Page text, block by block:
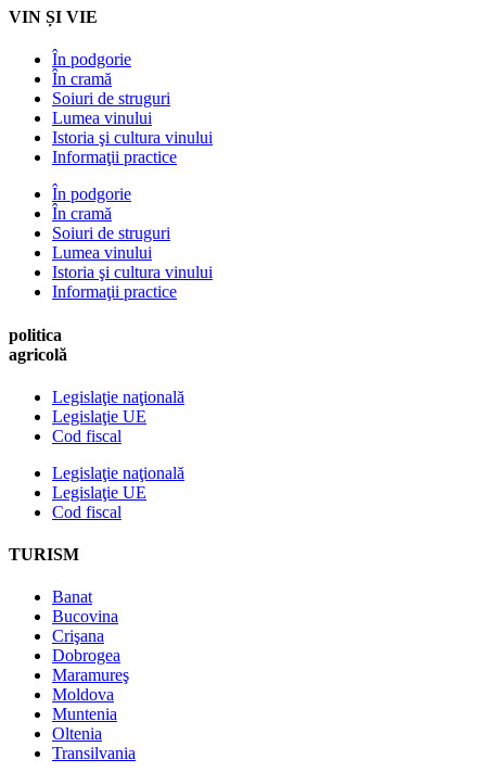
VIN ȘI VIE
În podgorie
În cramă
Soiuri de struguri
Lumea vinului
Istoria şi cultura vinului
Informaţii practice
În podgorie
În cramă
Soiuri de struguri
Lumea vinului
Istoria şi cultura vinului
Informaţii practice
politica
agricolă
Legislaţie naţională
Legislaţie UE
Cod fiscal
Legislaţie naţională
Legislaţie UE
Cod fiscal
TURISM
Banat
Bucovina
Crişana
Dobrogea
Maramureş
Moldova
Muntenia
Oltenia
Transilvania